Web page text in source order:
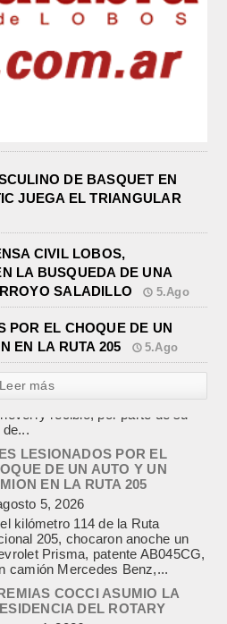
DE BASQUET EN
JUEGA EL TRIANGULAR
CIVIL LOBOS,
LA BUSQUEDA DE UNA
SALADILLO
5.Ago
POR EL CHOQUE DE UN
EN LA RUTA 205
5.Ago
Leer más
LESIONADOS POR EL
EN LA RUTA 205
5, 2026
kilómetro 114 de la Ruta
205, chocaron anoche un
Prisma, patente AB045CG,
camión Mercedes Benz,...
COCCI ASUMIO LA
4, 2026